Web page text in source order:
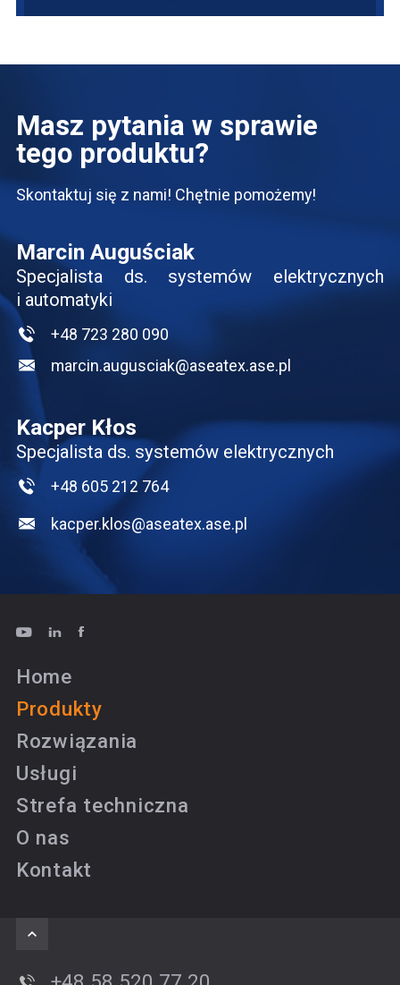
Masz pytania w sprawie
tego produktu?
Skontaktuj się z nami! Chętnie pomożemy!
Marcin Auguściak
Specjalista ds. systemów elektrycznych
i automatyki
+48 723 280 090
marcin.augusciak@aseatex.ase.pl
Kacper Kłos
Specjalista ds. systemów elektrycznych
+48 605 212 764
kacper.klos@aseatex.ase.pl
Home
Produkty
Rozwiązania
Usługi
Strefa techniczna
O nas
Kontakt